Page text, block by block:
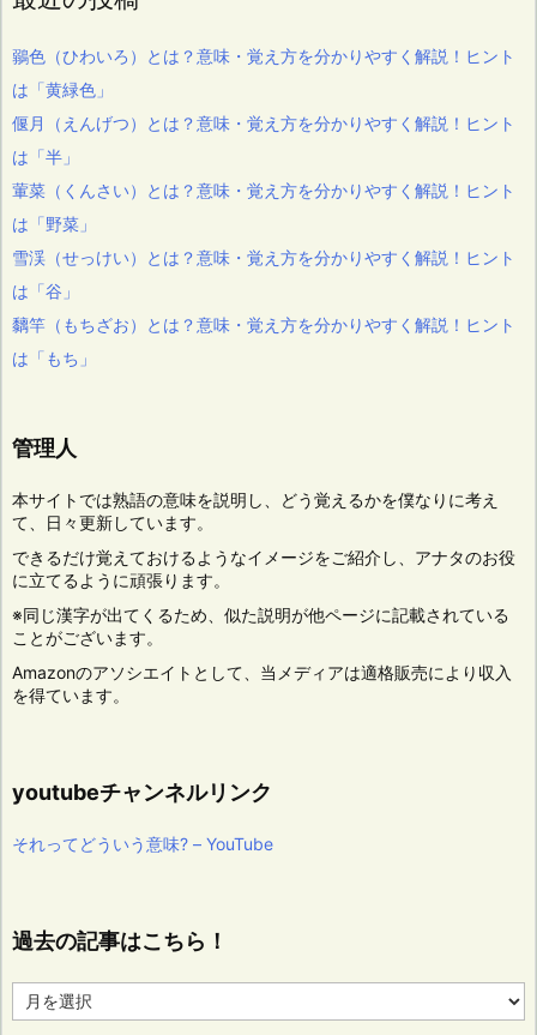
鶸色（ひわいろ）とは？意味・覚え方を分かりやすく解説！ヒント
は「黄緑色」
偃月（えんげつ）とは？意味・覚え方を分かりやすく解説！ヒント
は「半」
葷菜（くんさい）とは？意味・覚え方を分かりやすく解説！ヒント
は「野菜」
雪渓（せっけい）とは？意味・覚え方を分かりやすく解説！ヒント
は「谷」
黐竿（もちざお）とは？意味・覚え方を分かりやすく解説！ヒント
は「もち」
管理人
本サイトでは熟語の意味を説明し、どう覚えるかを僕なりに考え
て、日々更新しています。
できるだけ覚えておけるようなイメージをご紹介し、アナタのお役
に立てるように頑張ります。
※同じ漢字が出てくるため、似た説明が他ページに記載されている
ことがございます。
Amazonのアソシエイトとして、当メディアは適格販売により収入
を得ています。
youtubeチャンネルリンク
それってどういう意味? – YouTube
過去の記事はこちら！
去